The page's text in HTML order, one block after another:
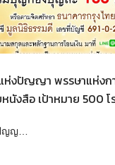
ห่งปัญญา พรรษาแห่ง
นังสือ เป้าหมาย 500 โ
ญญ…